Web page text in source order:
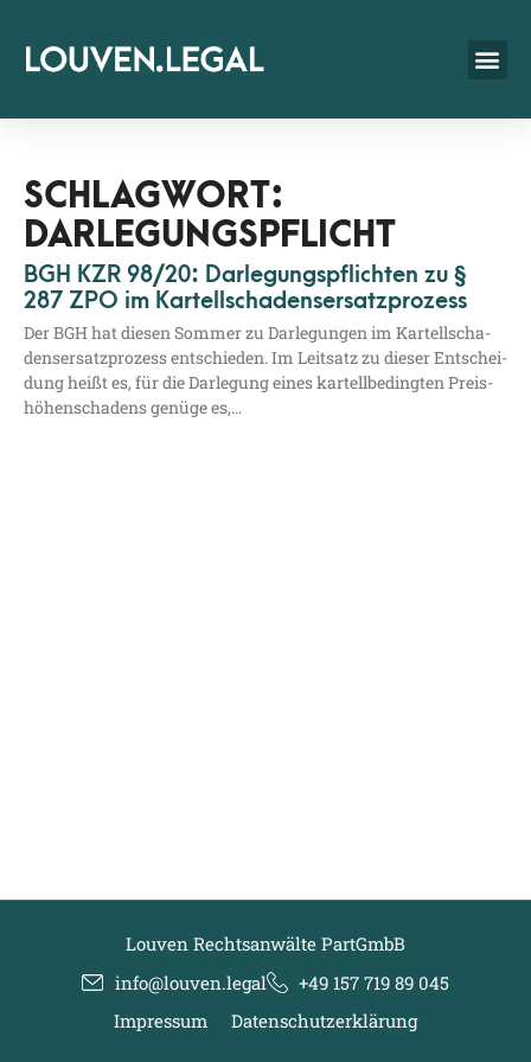
SCHLAGWORT:
DARLEGUNGSPFLICHT
BGH KZR 98/20: Darlegungspflichten zu §
287 ZPO im Kartellschadensersatzprozess
Der BGH hat die­sen Som­mer zu Dar­le­gun­gen im Kar­tell­scha­
dens­er­satz­pro­zess ent­schie­den. Im Leit­satz zu die­ser Ent­schei­
dung heißt es, für die Dar­le­gung eines kar­tell­be­ding­ten Preis­
hö­hen­scha­dens genü­ge es,…
Louven Rechtsanwälte PartGmbB
info@louven.legal
+49 157 719 89 045
Impressum
Datenschutzerklärung